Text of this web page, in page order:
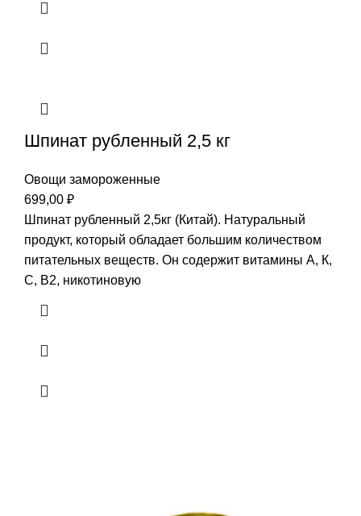
Шпинат рубленный 2,5 кг
Овощи замороженные
699,00 ₽
Шпинат рубленный 2,5кг (Китай). Натуральный
продукт, который обладает большим количеством
питательных веществ. Он содержит витамины А, К,
С, В2, никотиновую